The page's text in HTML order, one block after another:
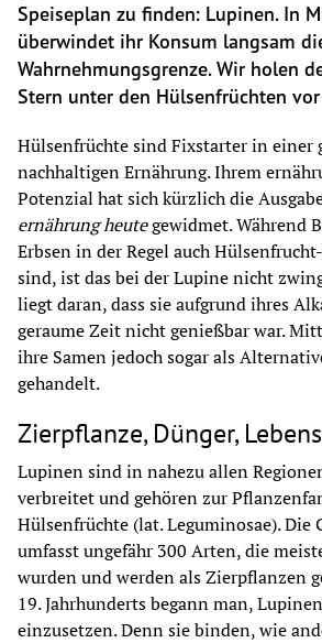
Speiseplan zu finden: Lupinen. In
überwindet ihr Konsum langsam
Wahrnehmungsgrenze. Wir holen
Stern unter den Hülsenfrüchten
Hülsenfrüchte sind Fixstarter in einer
nachhaltigen Ernährung. Ihrem
ernährung heute gewidmet. Während
Erbsen in der Regel auch
sind, ist das bei der Lupine nicht
liegt daran, dass sie aufgrund ihres
geraume Zeit nicht genießbar war.
ihre Samen jedoch sogar als
gehandelt.
Zierpflanze, Dünger,
Lupinen sind in nahezu allen
verbreitet und gehören zur
Hülsenfrüchte (lat. Leguminosae). Die
umfasst ungefähr 300 Arten, die
wurden und werden als Zierpflanzen
19. Jahrhunderts begann man,
einzusetzen. Denn sie binden, wie